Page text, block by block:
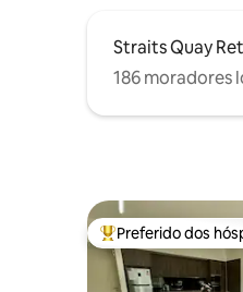
Straits Quay
186 moradores
Entre os melhores
Preferido dos